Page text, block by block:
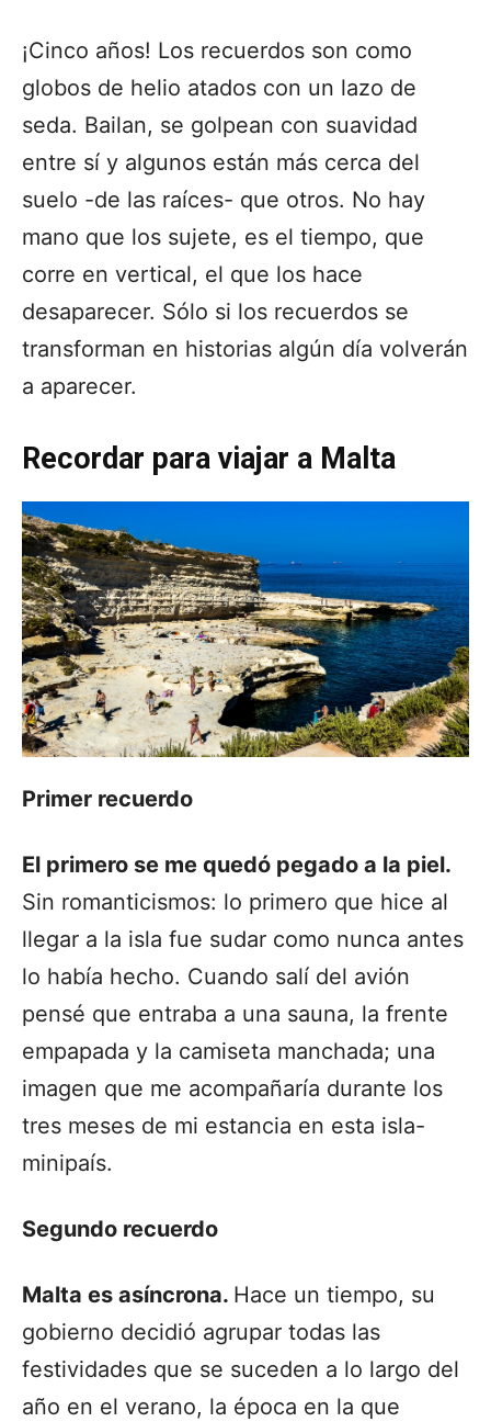
¡Cinco años! Los recuerdos son como
globos de helio atados con un lazo de
seda. Bailan, se golpean con suavidad
entre sí y algunos están más cerca del
suelo -de las raíces- que otros. No hay
mano que los sujete, es el tiempo, que
corre en vertical, el que los hace
desaparecer. Sólo si los recuerdos se
transforman en historias algún día volverán
a aparecer.
Recordar para viajar a Malta
Primer recuerdo
El primero se me quedó pegado a la piel.
Sin romanticismos: lo primero que hice al
llegar a la isla fue sudar como nunca antes
lo había hecho. Cuando salí del avión
pensé que entraba a una sauna, la frente
empapada y la camiseta manchada; una
imagen que me acompañaría durante los
tres meses de mi estancia en esta isla-
minipaís.
Segundo recuerdo
Malta es asíncrona. Hace un tiempo, su
gobierno decidió agrupar todas las
festividades que se suceden a lo largo del
año en el verano, la época en la que